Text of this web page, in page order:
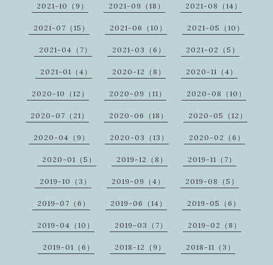
2021-10（9） 2021-09（18） 2021-08（14）
2021-07（15） 2021-06（10） 2021-05（10）
2021-04（7） 2021-03（6） 2021-02（5）
2021-01（4） 2020-12（8） 2020-11（4）
2020-10（12） 2020-09（11） 2020-08（10）
2020-07（21） 2020-06（18） 2020-05（12）
2020-04（9） 2020-03（13） 2020-02（6）
2020-01（5） 2019-12（8） 2019-11（7）
2019-10（3） 2019-09（4） 2019-08（5）
2019-07（6） 2019-06（14） 2019-05（6）
2019-04（10） 2019-03（7） 2019-02（8）
2019-01（6） 2018-12（9） 2018-11（3）